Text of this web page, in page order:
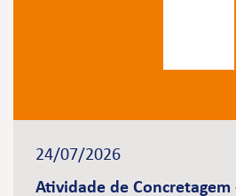
24/07/2026
Atividade de Concretagem